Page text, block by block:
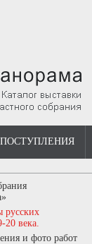
русских
20 века.
и фото работ